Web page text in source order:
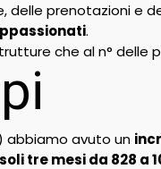
delle prenotazioni e
.
che al n° delle
abbiamo avuto un
tre mesi da 828 a